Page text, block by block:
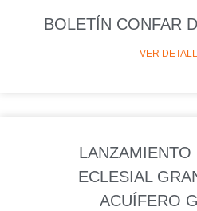
BOLETÍN CONFAR
VER
LANZAMIENTO
ECLESIAL
ACUÍFERO